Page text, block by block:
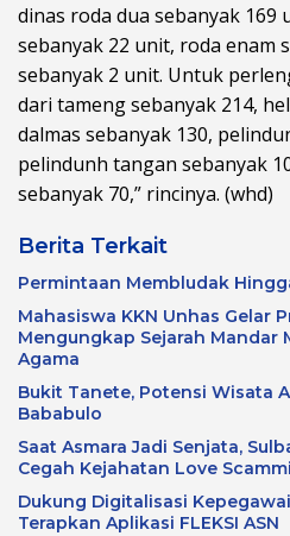
dinas roda dua sebanyak 169
sebanyak 22 unit, roda enam
sebanyak 2 unit. Untuk
dari tameng sebanyak 214,
dalmas sebanyak 130,
pelindunh tangan sebanyak
sebanyak 70,” rincinya. (whd)
Berita Terkait
Permintaan Membludak
Mahasiswa KKN Unhas Gelar
Mengungkap Sejarah Mandar
Agama
Bukit Tanete, Potensi Wisata
Bababulo
Saat Asmara Jadi Senjata,
Cegah Kejahatan Love
Dukung Digitalisasi
Terapkan Aplikasi FLEKSI ASN